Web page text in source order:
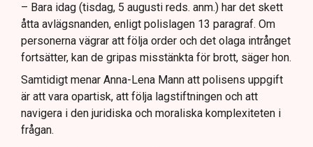
– Bara idag (tisdag, 5 augusti reds. anm.) har det skett
åtta avlägsnanden, enligt polislagen 13 paragraf. Om
personerna vägrar att följa order och det olaga intrånget
fortsätter, kan de gripas misstänkta för brott, säger hon.
Samtidigt menar Anna-Lena Mann att polisens uppgift
är att vara opartisk, att följa lagstiftningen och att
navigera i den juridiska och moraliska komplexiteten i
frågan.